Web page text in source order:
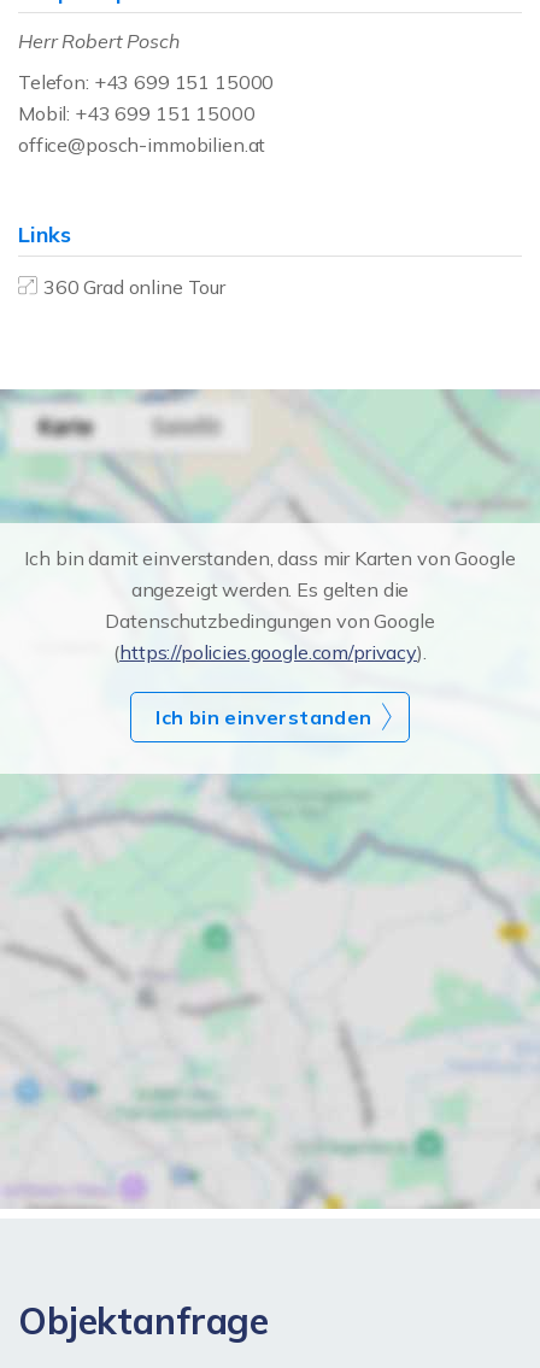
Herr Robert Posch
Telefon: +43 699 151 15000
Mobil: +43 699 151 15000
office@posch-immobilien.at
Links
360 Grad online Tour
Ich bin damit einverstanden, dass mir Karten von Google
angezeigt werden. Es gelten die
Datenschutzbedingungen von Google
(https://policies.google.com/privacy).
Ich bin einverstanden
Objektanfrage